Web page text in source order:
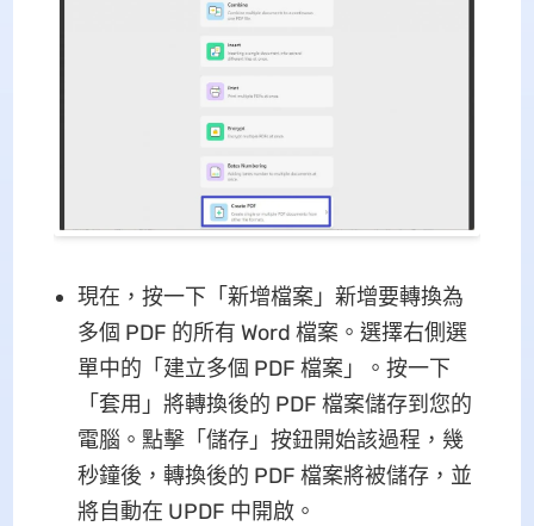
現在，按一下「新增檔案」新增要轉換為
多個 PDF 的所有 Word 檔案。選擇右側選
單中的「建立多個 PDF 檔案」。按一下
「套用」將轉換後的 PDF 檔案儲存到您的
電腦。點擊「儲存」按鈕開始該過程，幾
秒鐘後，轉換後的 PDF 檔案將被儲存，並
將自動在 UPDF 中開啟。